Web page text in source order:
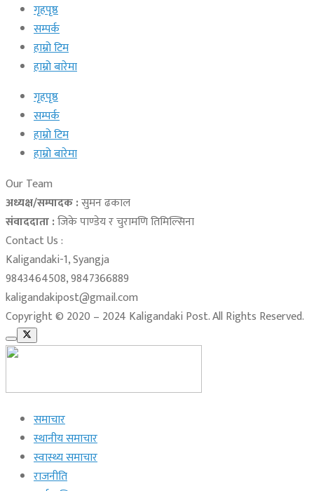
गृहपृष्ठ
सम्पर्क
हाम्रो टिम
हाम्रो बारेमा
गृहपृष्ठ
सम्पर्क
हाम्रो टिम
हाम्रो बारेमा
Our Team
अध्यक्ष/सम्पादक :सुमन ढकाल
संवाददाता :जिके पाण्डेय र चुरामणि तिमिल्सिना
Contact Us :
Kaligandaki-1, Syangja
9843464508, 9847366889
kaligandakipost@gmail.com
Copyright © 2020 – 2024 Kaligandaki Post. All Rights Reserved.
समाचार
स्थानीय समाचार
स्वास्थ्य समाचार
राजनीति